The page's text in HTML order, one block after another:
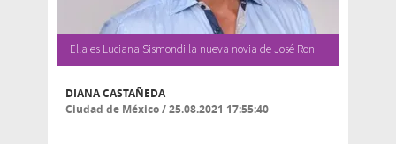
Ella es Luciana Sismondi la nueva novia de José Ron
DIANA CASTAÑEDA
Ciudad de México/25.08.2021 17:55:40